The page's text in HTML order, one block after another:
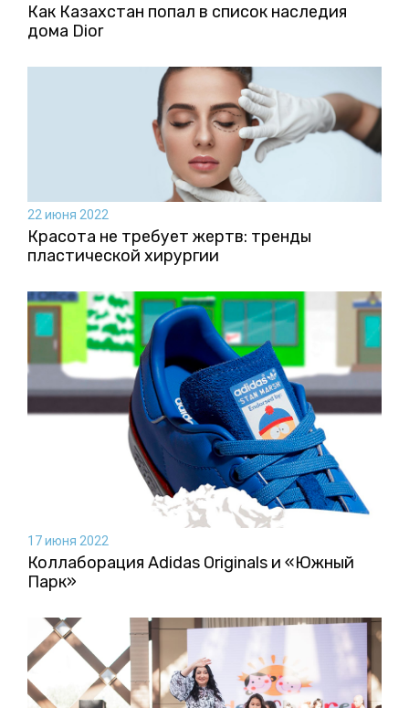
Как Казахстан попал в список наследия
дома Dior
22 июня 2022
Красота не требует жертв: тренды
пластической хирургии
17 июня 2022
Коллаборация Аdidas Originals и «Южный
Парк»